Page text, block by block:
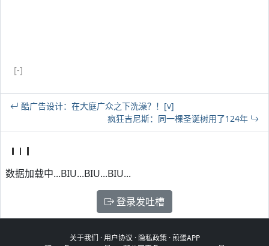
[-]
酷广告设计：在大庭广众之下洗澡？！[v]
疯狂吉尼斯：同一棵圣诞树用了124年
数据加载中...BIU...BIU...BIU...
登录发吐槽
关于我们 ·用户协议 · 隐私政策·煎蛋APP